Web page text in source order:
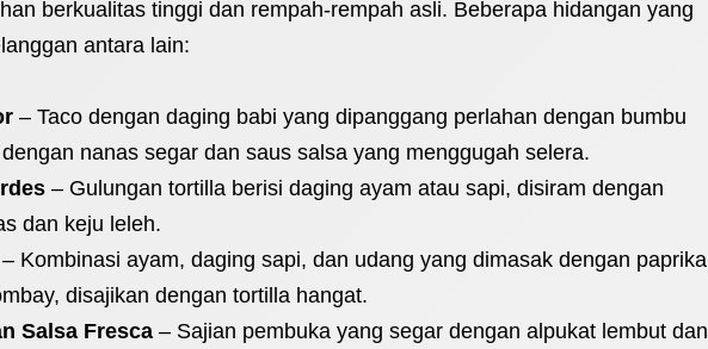
berkualitas tinggi dan rempah-rempah asli. Beberapa hidangan yang
antara lain:
– Taco dengan daging babi yang dipanggang perlahan dengan bumbu
nanas segar dan saus salsa yang menggugah selera.
– Gulungan tortilla berisi daging ayam atau sapi, disiram dengan
dan keju leleh.
– Kombinasi ayam, daging sapi, dan udang yang dimasak dengan paprika
disajikan dengan tortilla hangat.
Salsa Fresca – Sajian pembuka yang segar dengan alpukat lembut dan